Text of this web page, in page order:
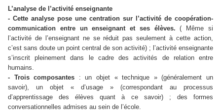
L’analyse de l’activité enseignante
- Cette analyse pose une centration sur l’activité de coopération-
communication entre un enseignant et ses élèves. ( Même si
l’activité de l’enseignant ne se réduit pas seulement à cette action,
c’est sans doute un point central de son activité) ; l’activité enseignante
s’inscrit pleinement dans le cadre des activités de relation entre
humains.
- Trois composantes : un objet « technique » (généralement un
savoir), un objet « d’usage » (correspondant au processus
d’apprentissage des élèves quant à ce savoir) ; des formes
conversationnelles admises au sein de l’école.